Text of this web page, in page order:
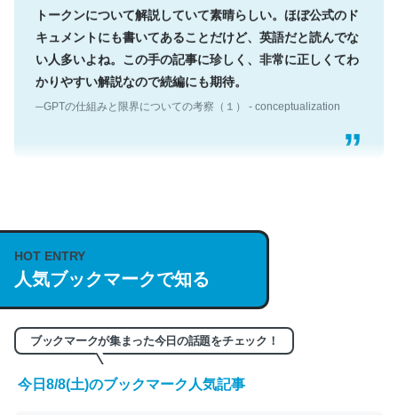
トークンについて解説していて素晴らしい。ほぼ公式のド
キュメントにも書いてあることだけど、英語だと読んでな
い人多いよね。この手の記事に珍しく、非常に正しくてわ
かりやすい解説なので続編にも期待。
─GPTの仕組みと限界についての考察（１） - conceptualization
説してる記事が少ないので貴重な良記事。/続編来た
https://isobe324649.hatenablog.com/entry/2023/03/27
/064121
─GPTの仕組みと限界についての考察（１） - conceptualization
HOT ENTRY
人気ブックマークで知る
ブックマークが集まった今日の話題をチェック！
今日8/8(土)のブックマーク人気記事